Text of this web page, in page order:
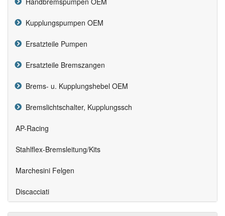
Kupplungspumpen OEM
Ersatzteile Pumpen
Ersatzteile Bremszangen
Brems- u. Kupplungshebel OEM
Bremslichtschalter, Kupplungssch
AP-Racing
Stahlflex-Bremsleitung/Kits
Marchesini Felgen
Discacciati